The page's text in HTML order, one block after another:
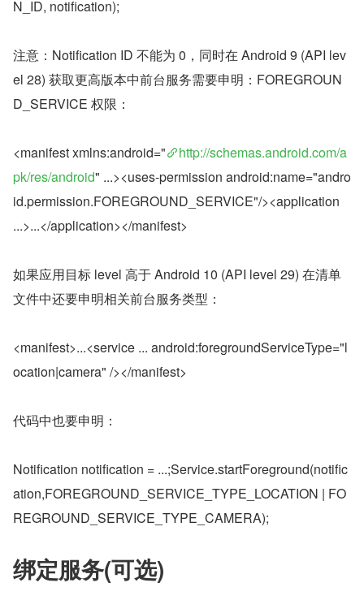
N_ID, notification);
注意：Notification ID 不能为 0，同时在 Android 9 (API lev
el 28) 获取更高版本中前台服务需要申明：FOREGROUN
D_SERVICE 权限：
<manifest xmlns:android="
http://schemas.android.com/a
pk/res/android" ...><uses-permission android:name="andro
id.permission.FOREGROUND_SERVICE"/><application
...>...</application></manifest>
如果应用目标 level 高于 Android 10 (API level 29) 在清单
文件中还要申明相关前台服务类型：
<manifest>...<service ... android:foregroundServiceType="l
ocation|camera" /></manifest>
代码中也要申明：
Notification notification = ...;Service.startForeground(notific
ation,FOREGROUND_SERVICE_TYPE_LOCATION | FO
REGROUND_SERVICE_TYPE_CAMERA);
绑定服务(可选)